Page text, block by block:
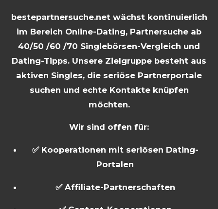
bestepartnersuche.net wächst kontinuierlich
im Bereich Online-Dating, Partnersuche ab
40/50 /60 /70 Singlebörsen-Vergleich und
Dating-Tipps. Unsere Zielgruppe besteht aus
aktiven Singles, die seriöse Partnerportale
suchen und echte Kontakte knüpfen
möchten.
Wir sind offen für:
✅ Kooperationen mit seriösen Dating-
Portalen
✅ Affiliate-Partnerschaften